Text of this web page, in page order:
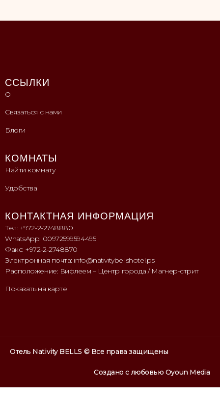
ССЫЛКИ
О
Связаться с нами
Блоги
КОМНАТЫ
Найти комнату
Удобства
КОНТАКТНАЯ ИНФОРМАЦИЯ
Тел: +972-2-2748880
WhatsApp: 00972599594495
Факс: +972-2-2748870
Электронная почта: info@nativitybellshotel.ps
Расположение: Вифлеем – Центр города / Магнер-стрит
Показать на карте
Отель Nativity BELLS © Все права защищены
Создано с любовью Oyoun Media